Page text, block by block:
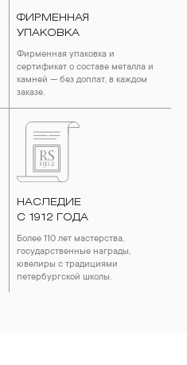
ФИРМЕННАЯ
УПАКОВКА
Фирменная упаковка и
сертификат о составе металла и
камней — без доплат, в каждом
заказе.
НАСЛЕДИЕ
С 1912 ГОДА
Более 110 лет мастерства,
государственные награды,
ювелиры с традициями
петербургской школы.